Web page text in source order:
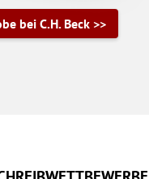
bei C.H. Beck >>